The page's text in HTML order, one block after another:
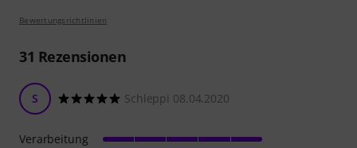
Bewertungsrichtlinien
31 Rezensionen
S Schleppi 08.04.2020
Verarbeitung